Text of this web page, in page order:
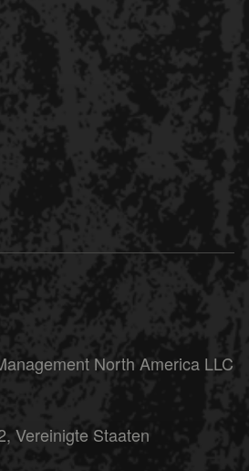
North America LLC
Vereinigte Staaten